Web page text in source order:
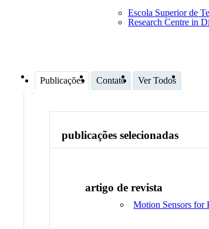
Escola Superior de
Research Centre in
Publicações Contato Ver Todos
publicações selecionadas
artigo de revista
Motion Sensors for